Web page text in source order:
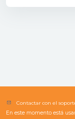
Contactar con el
En este momento está